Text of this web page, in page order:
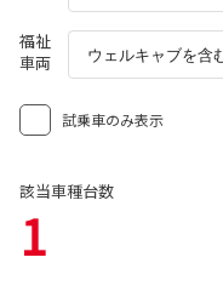
福祉
車両
試乗車のみ表示
該当車種台数
1